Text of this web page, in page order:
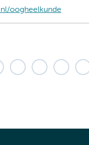
oogheelkunde